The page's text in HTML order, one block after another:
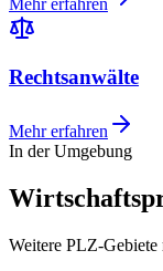
Rechtsanwälte
Mehr erfahren
In der Umgebung
Weitere PLZ-